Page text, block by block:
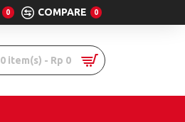
0 COMPARE 0
0 item(s) - Rp 0